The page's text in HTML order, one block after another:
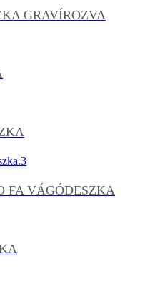
GRAVÍROZVA
FA VÁGÓDESZKA